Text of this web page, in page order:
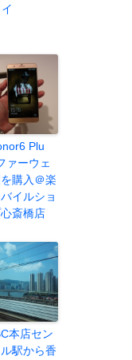
Plu
ァーウェ
購入＠楽
イルショ
斎橋店
本店セン
ル駅から香